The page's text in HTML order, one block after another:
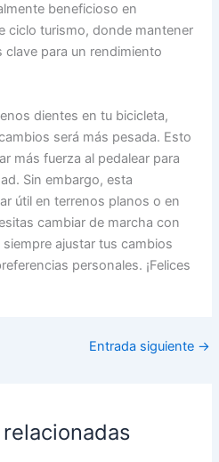
beneficioso en
ciclo turismo, donde mantener
para un rendimiento
dientes en tu bicicleta,
será más pesada. Esto
más fuerza al pedalear para
Sin embargo, esta
útil en terrenos planos o en
cambiar de marcha con
ajustar tus cambios
personales. ¡Felices
Entrada siguiente →